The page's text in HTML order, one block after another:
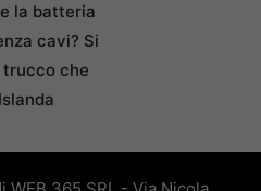
la batteria
cavi? Si
trucco che